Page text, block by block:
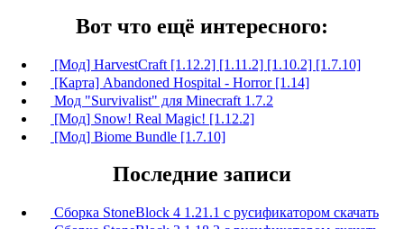
Вот что ещё интересного:
[Мод] HarvestCraft [1.12.2] [1.11.2] [1.10.2] [1.7.10]
[Карта] Abandoned Hospital - Horror [1.14]
Мод "Survivalist" для Minecraft 1.7.2
[Мод] Snow! Real Magic! [1.12.2]
[Мод] Biome Bundle [1.7.10]
Последние записи
Сборка StoneBlock 4 1.21.1 с русификатором скачать